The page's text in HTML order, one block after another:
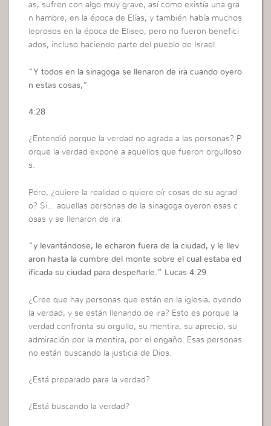
as, sufren con algo muy grave, así como existía una gra
n hambre, en la época de Elías, y también había muchos
leprosos en la época de Eliseo, pero no fueron benefici
ados, incluso haciendo parte del pueblo de Israel.
“Y todos en la sinagoga se llenaron de ira cuando oyero
n estas cosas,”
4:28
¿Entendió porque la verdad no agrada a las personas? P
orque la verdad expone a aquellos que fueron orgulloso
s.
Pero, ¿quiere la realidad o quiere oír cosas de su agrad
o? Si… aquellas personas de la sinagoga oyeron esas c
osas y se llenaron de ira:
“y levantándose, le echaron fuera de la ciudad, y le llev
aron hasta la cumbre del monte sobre el cual estaba ed
ificada su ciudad para despeñarle.” Lucas 4:29
¿Cree que hay personas que están en la iglesia, oyendo
la verdad, y se están llenando de ira? Esto es porque la
verdad confronta su orgullo, su mentira, su aprecio, su
admiración por la mentira, por el engaño. Esas personas
no están buscando la justicia de Dios.
¿Está preparado para la verdad?
¿Está buscando la verdad?